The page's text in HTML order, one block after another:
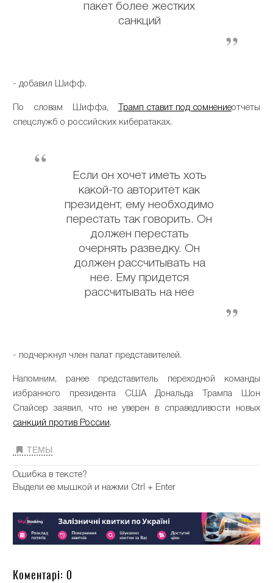
пакет более жестких
санкций
- добавил Шифф.
По словам Шиффа, Трамп ставит под сомнениеотчеты
спецслужб о российских кибератаках.
Если он хочет иметь хоть
какой-то авторитет как
президент, ему необходимо
перестать так говорить. Он
должен перестать
очернять разведку. Он
должен рассчитывать на
нее. Ему придется
рассчитывать на нее
- подчеркнул член палат представителей.
Напомним, ранее представитель переходной команды
избранного президента США Дональда Трампа Шон
Спайсер заявил, что не уверен в справедливости новых
санкций против России.
ТЕМЫ
Ошибка в тексте?
Выдели ее мышкой и нажми Ctrl + Enter
Коментарі: 0